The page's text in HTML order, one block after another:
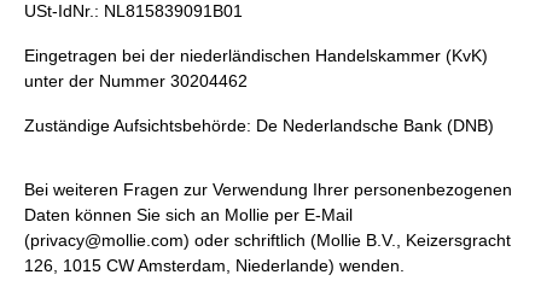
USt-IdNr.: NL815839091B01
Eingetragen bei der niederländischen Handelskammer (KvK)
unter der Nummer 30204462
Zuständige Aufsichtsbehörde: De Nederlandsche Bank (DNB)
Bei weiteren Fragen zur Verwendung Ihrer personenbezogenen
Daten können Sie sich an Mollie per E-Mail
(privacy@mollie.com) oder schriftlich (Mollie B.V., Keizersgracht
126, 1015 CW Amsterdam, Niederlande) wenden.